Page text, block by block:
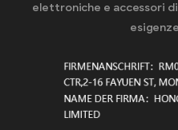
elettroniche e accessori